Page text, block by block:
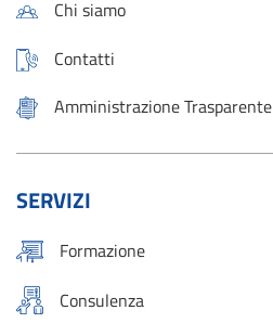
Chi siamo
Contatti
Amministrazione Trasparente
SERVIZI
Formazione
Consulenza